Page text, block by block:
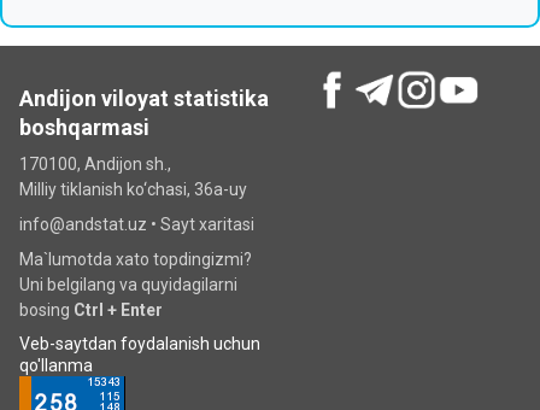
Andijon viloyat statistika
boshqarmasi
170100, Andijon sh.,
Milliy tiklanish ko‘chаsi, 36a-uy
info@andstat.uz • Sayt xaritasi
Ma`lumotda xato topdingizmi?
Uni belgilang va quyidagilarni
bosing Ctrl + Enter
Veb-saytdan foydalanish uchun
qo'llanma